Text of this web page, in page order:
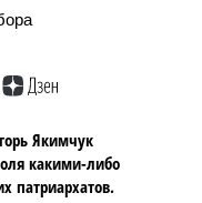
Якимчук
какими-либо
патриархатов.